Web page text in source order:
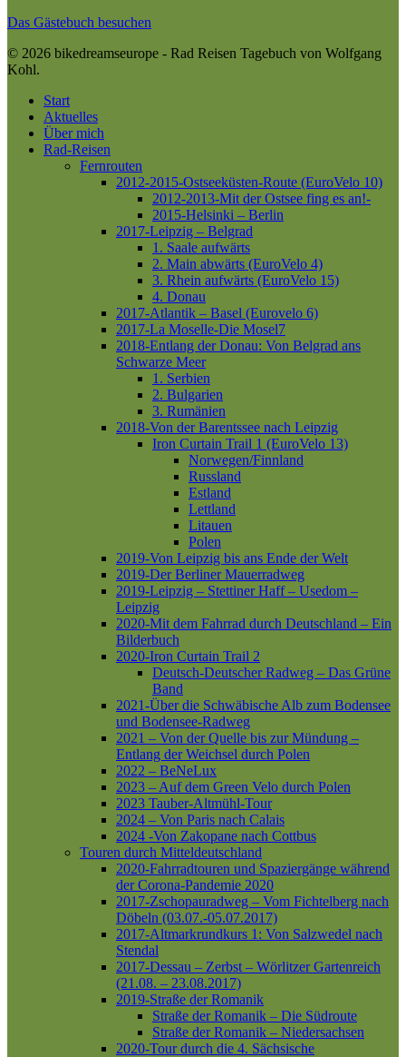
Das Gästebuch besuchen
© 2026 bikedreamseurope - Rad Reisen Tagebuch von Wolfgang
Kohl.
Close
Menu
Start
Aktuelles
Über mich
Rad-Reisen
Fernrouten
2012-2015-Ostseeküsten-Route (EuroVelo 10)
2012-2013-Mit der Ostsee fing es an!-
2015-Helsinki – Berlin
2017-Leipzig – Belgrad
1. Saale aufwärts
2. Main abwärts (EuroVelo 4)
3. Rhein aufwärts (EuroVelo 15)
4. Donau
2017-Atlantik – Basel (Eurovelo 6)
2017-La Moselle-Die Mosel7
2018-Entlang der Donau: Von Belgrad ans
Schwarze Meer
1. Serbien
2. Bulgarien
3. Rumänien
2018-Von der Barentssee nach Leipzig
Iron Curtain Trail 1 (EuroVelo 13)
Norwegen/Finnland
Russland
Estland
Lettland
Litauen
Polen
2019-Von Leipzig bis ans Ende der Welt
2019-Der Berliner Mauerradweg
2019-Leipzig – Stettiner Haff – Usedom –
Leipzig
2020-Mit dem Fahrrad durch Deutschland – Ein
Bilderbuch
2020-Iron Curtain Trail 2
Deutsch-Deutscher Radweg – Das Grüne
Band
2021-Über die Schwäbische Alb zum Bodensee
und Bodensee-Radweg
2021 – Von der Quelle bis zur Mündung –
Entlang der Weichsel durch Polen
2022 – BeNeLux
2023 – Auf dem Green Velo durch Polen
2023 Tauber-Altmühl-Tour
2024 – Von Paris nach Calais
2024 -Von Zakopane nach Cottbus
Touren durch Mitteldeutschland
2020-Fahrradtouren und Spaziergänge während
der Corona-Pandemie 2020
2017-Zschopauradweg – Vom Fichtelberg nach
Döbeln (03.07.-05.07.2017)
2017-Altmarkrundkurs 1: Von Salzwedel nach
Stendal
2017-Dessau – Zerbst – Wörlitzer Gartenreich
(21.08. – 23.08.2017)
2019-Straße der Romanik
Straße der Romanik – Die Südroute
Straße der Romanik – Niedersachsen
2020-Tour durch die 4. Sächsische